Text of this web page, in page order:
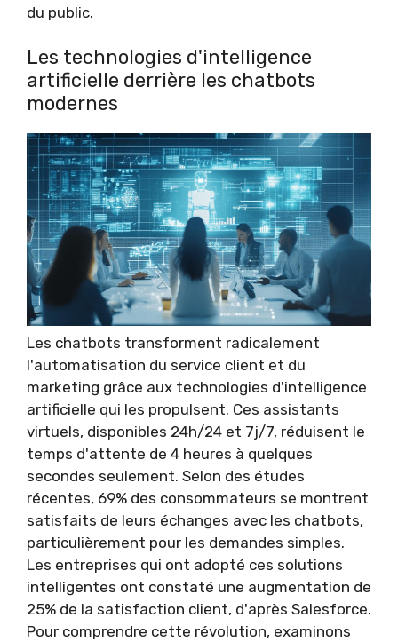
du public.
Les technologies d'intelligence
artificielle derrière les chatbots
modernes
Les chatbots transforment radicalement
l'automatisation du service client et du
marketing grâce aux technologies d'intelligence
artificielle qui les propulsent. Ces assistants
virtuels, disponibles 24h/24 et 7j/7, réduisent le
temps d'attente de 4 heures à quelques
secondes seulement. Selon des études
récentes, 69% des consommateurs se montrent
satisfaits de leurs échanges avec les chatbots,
particulièrement pour les demandes simples.
Les entreprises qui ont adopté ces solutions
intelligentes ont constaté une augmentation de
25% de la satisfaction client, d'après Salesforce.
Pour comprendre cette révolution, examinons